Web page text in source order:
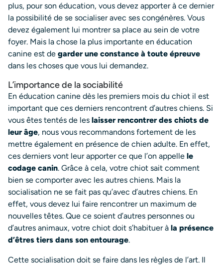
plus, pour son éducation, vous devez apporter à ce dernier
la possibilité de se socialiser avec ses congénères. Vous
devez également lui montrer sa place au sein de votre
foyer. Mais la chose la plus importante en éducation
canine est de garder une constance à toute épreuve
dans les choses que vous lui demandez.
L’importance de la sociabilité
En éducation canine dès les premiers mois du chiot il est
important que ces derniers rencontrent d’autres chiens. Si
vous êtes tentés de les laisser rencontrer des chiots de
leur âge, nous vous recommandons fortement de les
mettre également en présence de chien adulte. En effet,
ces derniers vont leur apporter ce que l’on appelle le
codage canin. Grâce à cela, votre chiot sait comment
bien se comporter avec les autres chiens. Mais la
socialisation ne se fait pas qu’avec d’autres chiens. En
effet, vous devez lui faire rencontrer un maximum de
nouvelles têtes. Que ce soient d’autres personnes ou
d’autres animaux, votre chiot doit s’habituer à la présence
d’êtres tiers dans son entourage.
Cette socialisation doit se faire dans les règles de l’art. Il